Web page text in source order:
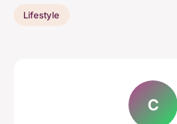
Lifestyle
C